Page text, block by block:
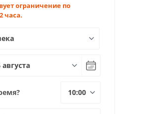
ограничение по
часа.